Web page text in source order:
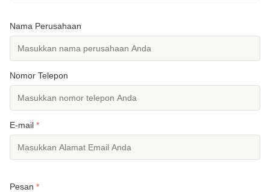
Nama Perusahaan
Nomor Telepon
E-mail *
Pesan *